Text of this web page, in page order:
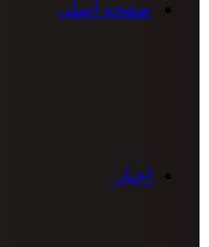
صفحه اصلی
اخبار